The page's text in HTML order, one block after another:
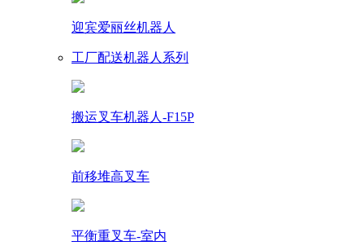
迎宾爱丽丝机器人
工厂配送机器人系列
搬运叉车机器人-F15P
前移堆高叉车
平衡重叉车-室内